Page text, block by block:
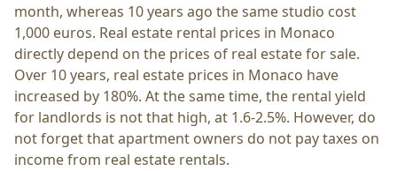
month, whereas 10 years ago the same studio cost
1,000 euros. Real estate rental prices in Monaco
directly depend on the prices of real estate for sale.
Over 10 years, real estate prices in Monaco have
increased by 180%. At the same time, the rental yield
for landlords is not that high, at 1.6-2.5%. However, do
not forget that apartment owners do not pay taxes on
income from real estate rentals.